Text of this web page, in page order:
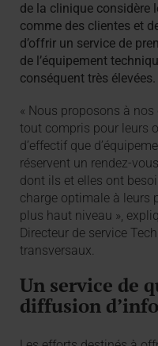
de la clinique considère
comme des clientes et
d’offrir un service de
de l’équipement
conséquent très élevées.
« Nous proposons à
tout compris pour leurs
d’effectif que
réservent un rendez-
dont ils et elles ont
charge optimale à leurs
plus haut niveau »,
Directeur de service
transversaux.
Un service de
diffusion